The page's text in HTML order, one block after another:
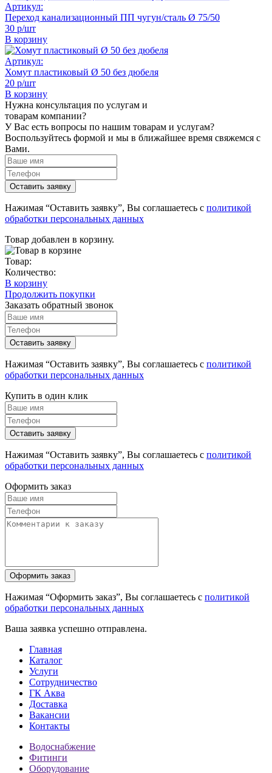
Артикул:
Переход канализационный ПП чугун/сталь Ø 75/50
30 р/шт
В корзину
Артикул:
Хомут пластиковый Ø 50 без дюбеля
20 р/шт
В корзину
Нужна консультация по услугам и
товарам компании?
У Вас есть вопросы по нашим товарам и услугам?
Воспользуйтесь формой и мы в ближайшее время свяжемся с
Вами.
Нажимая “Оставить заявку”, Вы соглашаетесь с политикой
обработки персональных данных
Товар добавлен в корзину.
Товар:
Количество:
В корзину
Продолжить покупки
Заказать обратный звонок
Нажимая “Оставить заявку”, Вы соглашаетесь с политикой
обработки персональных данных
Купить в один клик
Нажимая “Оставить заявку”, Вы соглашаетесь с политикой
обработки персональных данных
Оформить заказ
Нажимая “Оформить заказ”, Вы соглашаетесь с политикой
обработки персональных данных
Ваша заявка успешно отправлена.
Главная
Каталог
Услуги
Сотрудничество
ГК Аква
Доставка
Вакансии
Контакты
Водоснабжение
Фитинги
Оборудование